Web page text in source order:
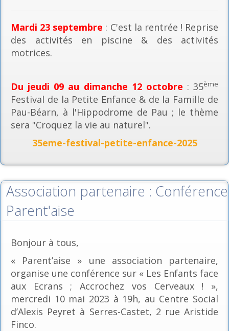
Mardi 23 septembre : C'est la rentrée ! Reprise
des activités en piscine & des activités
motrices.
Du jeudi 09 au dimanche 12 octobre : 35ème
Festival de la Petite Enfance & de la Famille de
Pau-Béarn, à l'Hippodrome de Pau ; le thème
sera "Croquez la vie au naturel".
35eme-festival-petite-enfance-2025
Association partenaire : Conférence
Parent'aise
Bonjour à tous,
« Parent’aise » une association partenaire,
organise une conférence sur « Les Enfants face
aux Ecrans ; Accrochez vos Cerveaux ! »,
mercredi 10 mai 2023 à 19h, au Centre Social
d’Alexis Peyret à Serres-Castet, 2 rue Aristide
Finco.